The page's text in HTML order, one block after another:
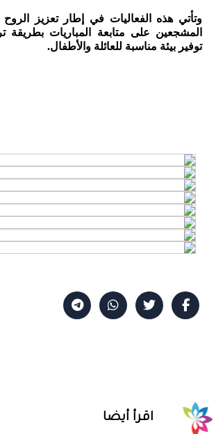
وتأتي هذه الفعاليات في إطار تعزيز الروح
المشجعين على متابعة المباريات بطريقة
توفير بيئة مناسبة للعائلة والأطفال.
اقرأ أيضا